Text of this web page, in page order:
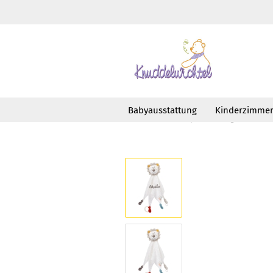
Babyausstattung Kinderzimmer